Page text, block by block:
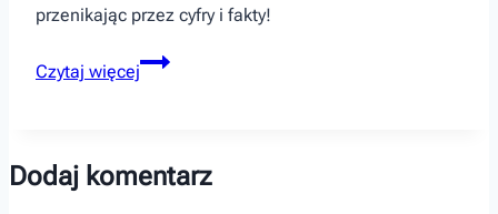
przenikając przez cyfry i fakty!
Czytaj więcej
Ile
móc
Dodaj komentarz